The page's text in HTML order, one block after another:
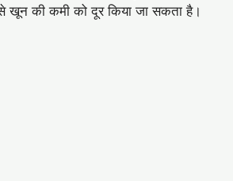
खून की कमी को दूर किया जा सकता है।